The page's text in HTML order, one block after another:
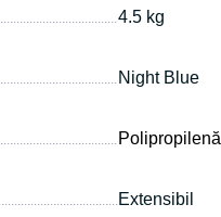
4.5 kg
Night Blue
Polipropilenă
Extensibil